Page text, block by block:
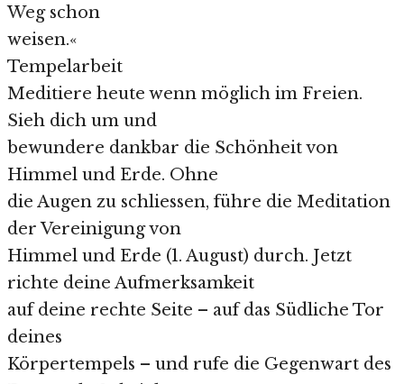
Weg schon
weisen.«
Tempelarbeit
Meditiere heute wenn möglich im Freien.
Sieh dich um und
bewundere dankbar die Schönheit von
Himmel und Erde. Ohne
die Augen zu schliessen, führe die Meditation
der Vereinigung von
Himmel und Erde (1. August) durch. Jetzt
richte deine Aufmerksamkeit
auf deine rechte Seite – auf das Südliche Tor
deines
Körpertempels – und rufe die Gegenwart des